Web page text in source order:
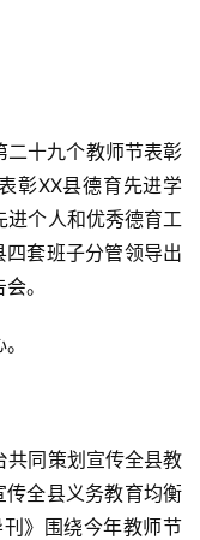
二十九个教师节表彰
彰XX县德育先进学
进个人和优秀德育工
四套班子分管领导出
。
共同策划宣传全县教
传全县义务教育均衡
》围绕今年教师节